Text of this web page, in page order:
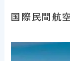
国際民間航